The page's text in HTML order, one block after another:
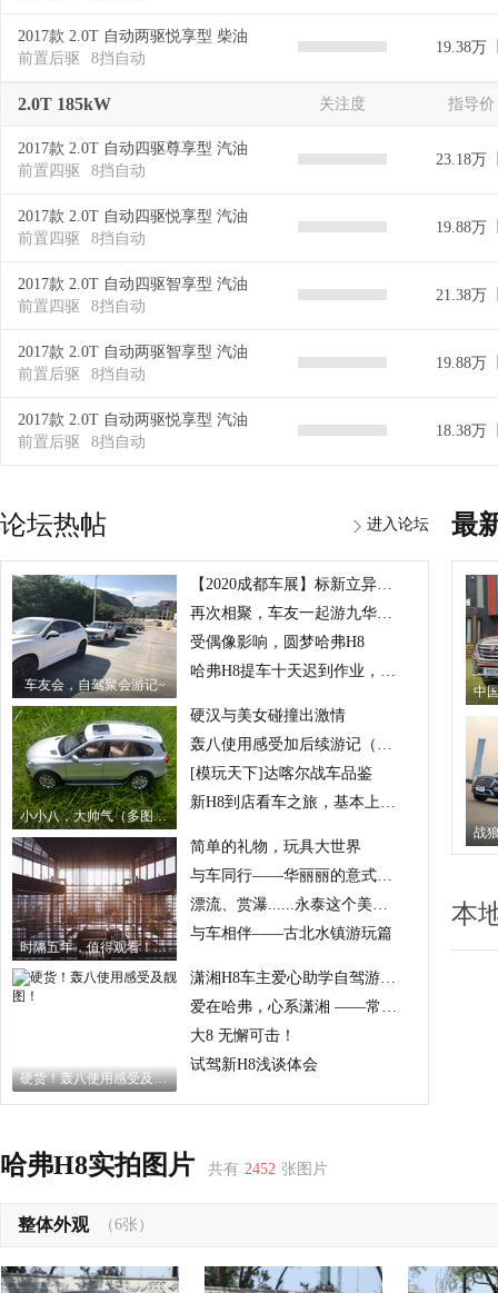
2017款 2.0T 自动两驱悦享型 柴油
前置后驱
8挡自动
19.38万
2.0T 185kW 关注度 指导价
2017款 2.0T 自动四驱尊享型 汽油
前置四驱
8挡自动
23.18万
2017款 2.0T 自动四驱悦享型 汽油
前置四驱
8挡自动
19.88万
2017款 2.0T 自动四驱智享型 汽油
前置四驱
8挡自动
21.38万
2017款 2.0T 自动两驱智享型 汽油
前置后驱
8挡自动
19.88万
2017款 2.0T 自动两驱悦享型 汽油
前置后驱
8挡自动
18.38万
论坛热帖 进入论坛
车友会，自驾聚会游记~
【2020成都车展】标新立异的哈佛大狗
再次相聚，车友一起游九华山。
受偶像影响，圆梦哈弗H8
哈弗H8提车十天迟到作业，附上夜晚精美大片。非wifi慎入！
小小八，大帅气（多图无WIFI慎入）
硬汉与美女碰撞出激情
轰八使用感受加后续游记（内附背影杀手）
[模玩天下]达喀尔战车品鉴
新H8到店看车之旅，基本上已经下定决心。
时隔五年，值得观看！—湘博马王堆汉墓
简单的礼物，玩具大世界
与车同行——华丽丽的意式风情小镇。
漂流、赏瀑......永泰这个美上天的天门山，走起！
与车相伴——古北水镇游玩篇
硬货！轰八使用感受及靓图！
潇湘H8车主爱心助学自驾游（详细）
爱在哈弗，心系潇湘 ——常德石门爱心助学活动圆满结束
大8 无懈可击！
试驾新H8浅谈体会
最
本
哈弗H8实拍图片 共有 2452 张图片
整体外观 （6张）